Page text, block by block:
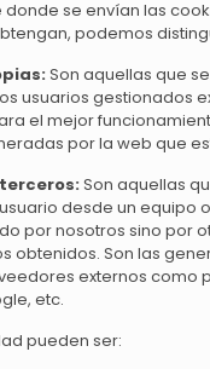
se envían las
podemos
Son aquellas que
usuarios gestionados
el mejor
por la web que
Son aquellas
desde un equipo
por nosotros sino por
obtenidos. Son las
externos como
etc.
pueden ser: